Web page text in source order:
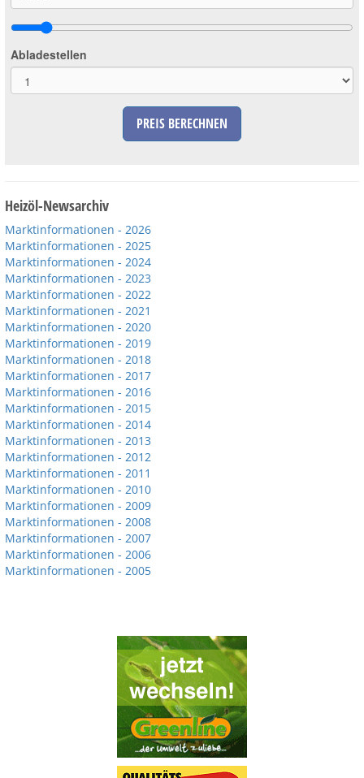
Abladestellen
PREIS BERECHNEN
Heizöl-Newsarchiv
Marktinformationen - 2026
Marktinformationen - 2025
Marktinformationen - 2024
Marktinformationen - 2023
Marktinformationen - 2022
Marktinformationen - 2021
Marktinformationen - 2020
Marktinformationen - 2019
Marktinformationen - 2018
Marktinformationen - 2017
Marktinformationen - 2016
Marktinformationen - 2015
Marktinformationen - 2014
Marktinformationen - 2013
Marktinformationen - 2012
Marktinformationen - 2011
Marktinformationen - 2010
Marktinformationen - 2009
Marktinformationen - 2008
Marktinformationen - 2007
Marktinformationen - 2006
Marktinformationen - 2005